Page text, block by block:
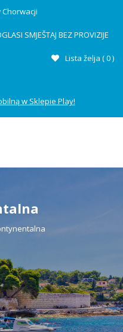
SMJEŠTAJ BEZ PROVIZIJE
Lista želja (0)
w Sklepie Play!